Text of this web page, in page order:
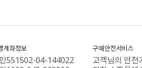
계좌정보
551502-04-144022
구매안전서비스
고객님의 안전